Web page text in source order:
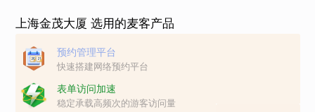
上海金茂大厦 选用的麦客产品
预约管理平台
快速搭建网络预约平台
表单访问加速
稳定承载高频次的游客访问量